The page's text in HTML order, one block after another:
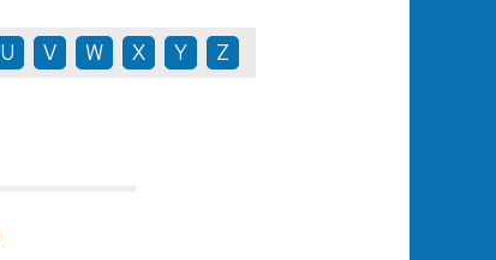
U V W X Y Z